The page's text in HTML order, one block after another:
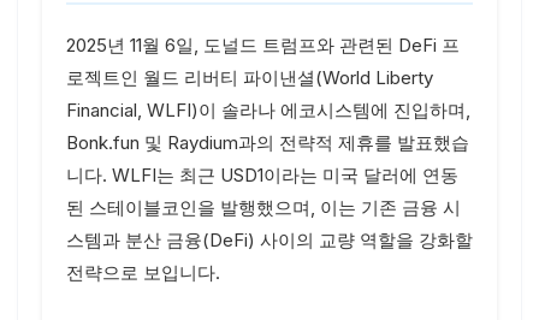
2025년 11월 6일, 도널드 트럼프와 관련된 DeFi 프
로젝트인 월드 리버티 파이낸셜(World Liberty
Financial, WLFI)이 솔라나 에코시스템에 진입하며,
Bonk.fun 및 Raydium과의 전략적 제휴를 발표했습
니다. WLFI는 최근 USD1이라는 미국 달러에 연동
된 스테이블코인을 발행했으며, 이는 기존 금융 시
스템과 분산 금융(DeFi) 사이의 교량 역할을 강화할
전략으로 보입니다.